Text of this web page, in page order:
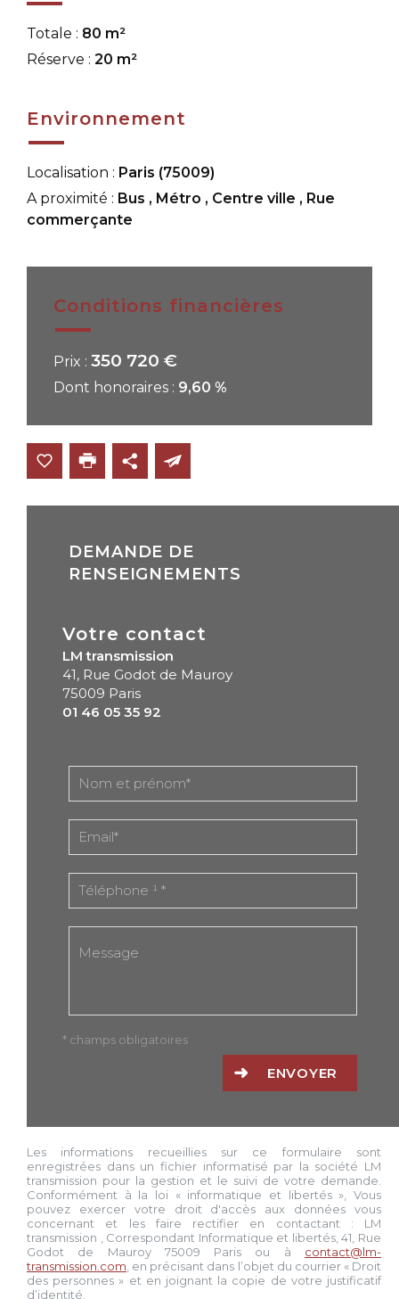
Totale : 80 m²
Réserve : 20 m²
Environnement
Localisation : Paris (75009)
A proximité : Bus , Métro , Centre ville , Rue
commerçante
Conditions financières
Prix : 350 720 €
Dont honoraires : 9,60 %
DEMANDE DE
RENSEIGNEMENTS
Votre contact
LM transmission
41, Rue Godot de Mauroy
75009 Paris
01 46 05 35 92
* champs obligatoires
ENVOYER
Les informations recueillies sur ce formulaire sont
enregistrées dans un fichier informatisé par la société LM
transmission pour la gestion et le suivi de votre demande.
Conformément à la loi « informatique et libertés », Vous
pouvez exercer votre droit d'accès aux données vous
concernant et les faire rectifier en contactant : LM
transmission
, Correspondant Informatique et libertés,41, Rue
Godot de Mauroy 75009 Paris ou à contact@lm-
transmission.com , en précisant dans l’objet du courrier « Droit
des personnes » et en joignant la copie de votre justificatif
d’identité.